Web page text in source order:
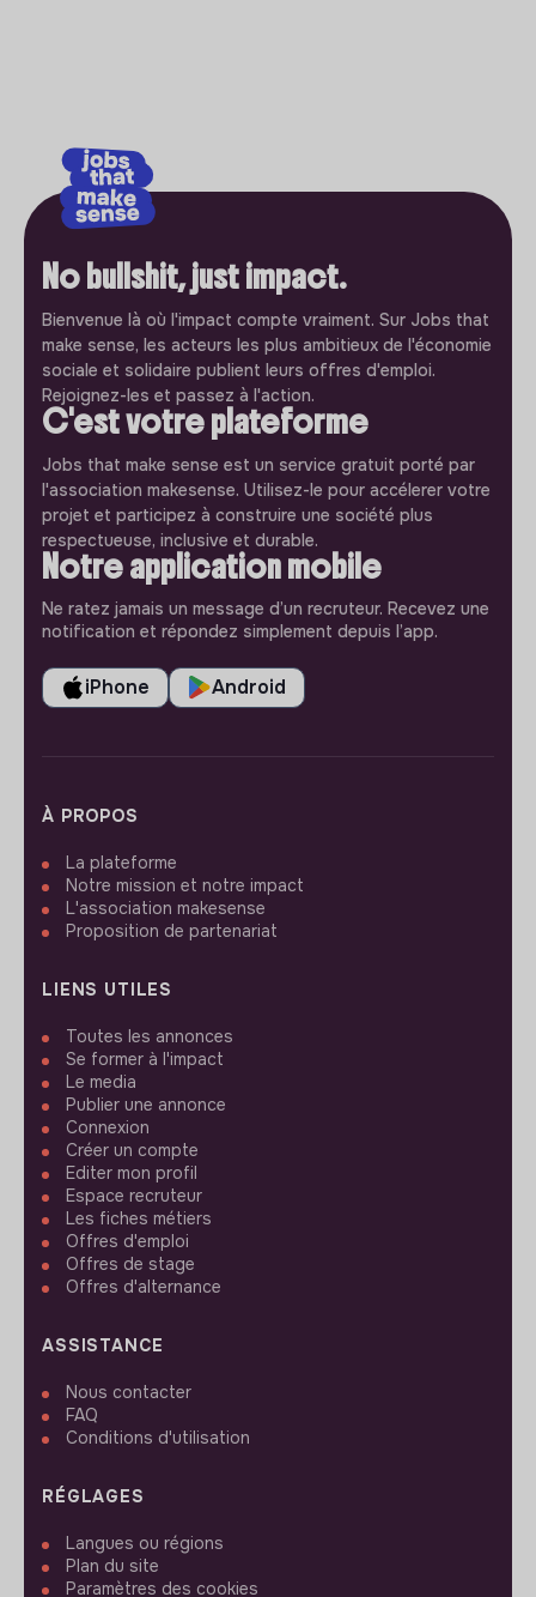
No bullshit, just impact.
Bienvenue là où l'impact compte vraiment. Sur Jobs that
make sense, les acteurs les plus ambitieux de l'économie
sociale et solidaire publient leurs offres d'emploi.
Rejoignez-les et passez à l'action.
C'est votre plateforme
Jobs that make sense est un service gratuit porté par
l'association makesense. Utilisez-le pour accélerer votre
projet et participez à construire une société plus
respectueuse, inclusive et durable.
Notre application mobile
Ne ratez jamais un message d’un recruteur. Recevez une
notification et répondez simplement depuis l’app.
iPhone Android
À PROPOS
La plateforme
Notre mission et notre impact
L'association makesense
Proposition de partenariat
LIENS UTILES
Toutes les annonces
Se former à l'impact
Le media
Publier une annonce
Connexion
Créer un compte
Editer mon profil
Espace recruteur
Les fiches métiers
Offres d'emploi
Offres de stage
Offres d'alternance
ASSISTANCE
Nous contacter
FAQ
Conditions d'utilisation
RÉGLAGES
Langues ou régions
Plan du site
Paramètres des cookies